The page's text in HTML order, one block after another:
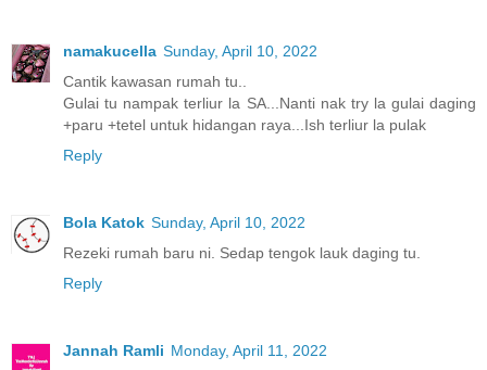
namakucella Sunday, April 10, 2022
Cantik kawasan rumah tu..
Gulai tu nampak terliur la SA...Nanti nak try la gulai daging
+paru +tetel untuk hidangan raya...Ish terliur la pulak
Reply
Bola Katok Sunday, April 10, 2022
Rezeki rumah baru ni. Sedap tengok lauk daging tu.
Reply
Jannah Ramli Monday, April 11, 2022